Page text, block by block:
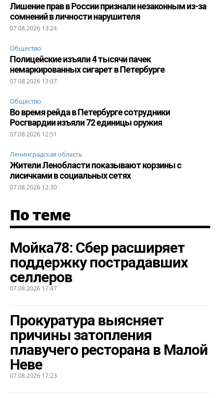
Лишение прав в России признали незаконным из-за
сомнений в личности нарушителя
07.08.2026 13:24
Общество
Полицейские изъяли 4 тысячи пачек
немаркированных сигарет в Петербурге
07.08.2026 13:07
Общество
Во время рейда в Петербурге сотрудники
Росгвардии изъяли 72 единицы оружия
07.08.2026 12:51
Ленинградская область
Жители Ленобласти показывают корзины с
лисичками в социальных сетях
07.08.2026 12:30
По теме
Мойка78: Сбер расширяет
поддержку пострадавших
селлеров
07.08.2026 17:47
Прокуратура выясняет
причины затопления
плавучего ресторана в Малой
Неве
07.08.2026 17:23